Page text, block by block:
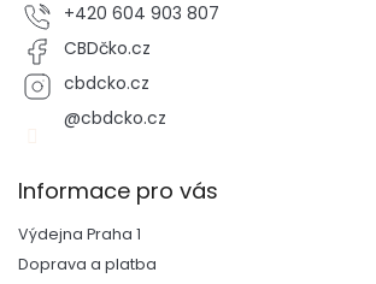
+420 604 903 807
CBDčko.cz
cbdcko.cz
@cbdcko.cz
Informace pro vás
Výdejna Praha 1
Doprava a platba